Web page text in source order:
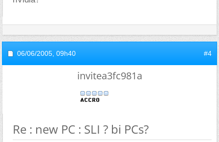
06/06/2005, 09h40 #4
invitea3fc981a
Re : new PC : SLI ? bi PCs?